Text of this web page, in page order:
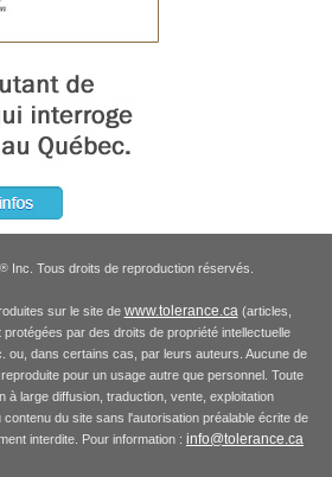
®Inc. Tous droits de reproduction réservés.
sur le site de www.tolerance.ca(articles,
par des droits de propriété intellectuelle
ou, dans certains cas, par leurs auteurs. Aucune de
pour un usage autre que personnel. Toute
à large diffusion, traduction, vente, exploitation
du site sans l'autorisation préalable écrite de
interdite. Pour information : info@tolerance.ca